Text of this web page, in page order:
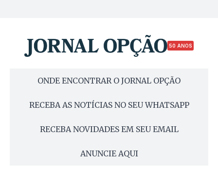
50 ANOS
ONDE ENCONTRAR O JORNAL OPÇÃO
RECEBA AS NOTÍCIAS NO SEU WHATSAPP
RECEBA NOVIDADES EM SEU EMAIL
ANUNCIE AQUI